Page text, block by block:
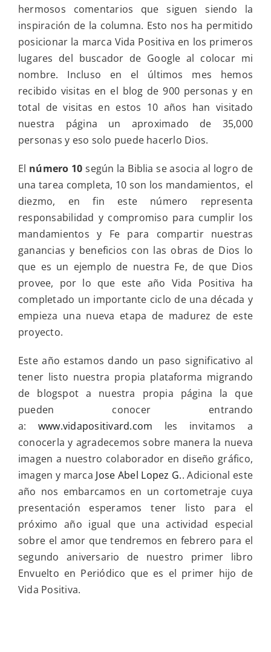
hermosos comentarios que siguen siendo la
inspiración de la columna. Esto nos ha permitido
posicionar la marca Vida Positiva en los primeros
lugares del buscador de Google al colocar mi
nombre. Incluso en el últimos mes hemos
recibido visitas en el blog de 900 personas y en
total de visitas en estos 10 años han visitado
nuestra página un aproximado de 35,000
personas y eso solo puede hacerlo Dios.
El número 10 según la Biblia se asocia al logro de
una tarea completa, 10 son los mandamientos, el
diezmo, en fin este número representa
responsabilidad y compromiso para cumplir los
mandamientos y Fe para compartir nuestras
ganancias y beneficios con las obras de Dios lo
que es un ejemplo de nuestra Fe, de que Dios
provee, por lo que este año Vida Positiva ha
completado un importante ciclo de una década y
empieza una nueva etapa de madurez de este
proyecto.
Este año estamos dando un paso significativo al
tener listo nuestra propia plataforma migrando
de blogspot a nuestra propia página la que
pueden conocer entrando
a: www.vidapositivard.com les invitamos a
conocerla y agradecemos sobre manera la nueva
imagen a nuestro colaborador en diseño gráfico,
imagen y marca Jose Abel Lopez G.. Adicional este
año nos embarcamos en un cortometraje cuya
presentación esperamos tener listo para el
próximo año igual que una actividad especial
sobre el amor que tendremos en febrero para el
segundo aniversario de nuestro primer libro
Envuelto en Periódico que es el primer hijo de
Vida Positiva.